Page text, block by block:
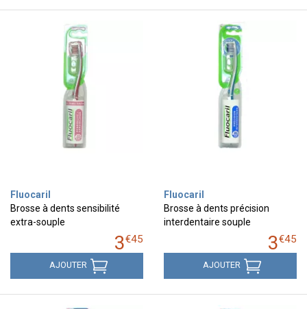
Fluocaril
Brosse à dents sensibilité
extra-souple
3€45
AJOUTER
Fluocaril
Brosse à dents précision
interdentaire souple
3€45
AJOUTER